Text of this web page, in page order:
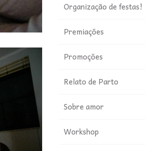
Organização de festas!
Premiações
Promoções
Relato de Parto
Sobre amor
Workshop